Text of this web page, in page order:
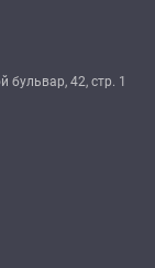
42, стр. 1